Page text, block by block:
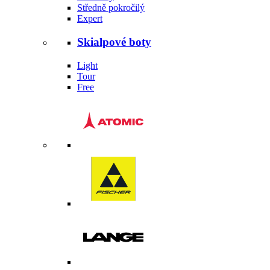
Středně pokročilý
Expert
Skialpové boty
Light
Tour
Free